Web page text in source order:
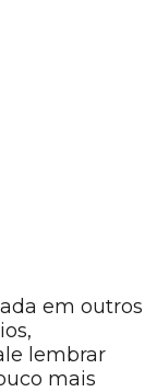
em outros
lembrar
mais